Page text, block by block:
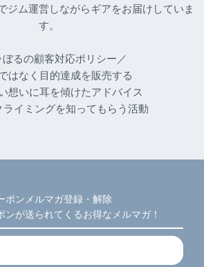
ジム運営しながらギアをお届けしていま
す。
ぼるの顧客対応ポリシー／
はなく目的達成を販売する
想いに耳を傾けたアドバイス
ライミングを知ってもらう活動
ポンメルマガ登録・解除
ンが送られてくるお得なメルマガ！